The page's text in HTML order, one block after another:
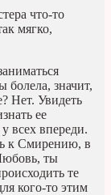
что-то
мягко,
болела, значит,
Нет. Увидеть
ее
всех впереди.
к Смирению, в
ты
те
кого-то этим